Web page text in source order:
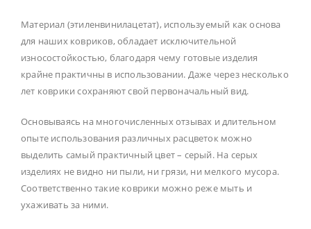
Материал (этиленвинилацетат), используемый как основа
для наших ковриков, обладает исключительной
износостойкостью, благодаря чему готовые изделия
крайне практичны в использовании. Даже через несколько
лет коврики сохраняют свой первоначальный вид.
Основываясь на многочисленных отзывах и длительном
опыте использования различных расцветок можно
выделить самый практичный цвет – серый. На серых
изделиях не видно ни пыли, ни грязи, ни мелкого мусора.
Соответственно такие коврики можно реже мыть и
ухаживать за ними.